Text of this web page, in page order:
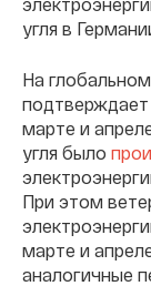
угля в
На
подтверждает
марте и
угля было
При этом
марте и
аналогичные